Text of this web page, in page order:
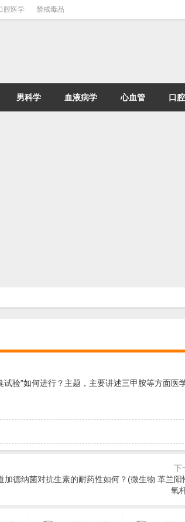
腔医学 禁戒毒品
男科学 血液病学 心血管 口
验”如何进行？主题，主要讲述三甲胺等方面医
下
加德纳菌对抗生素的耐药性如何？(微生物 革兰阳
氧